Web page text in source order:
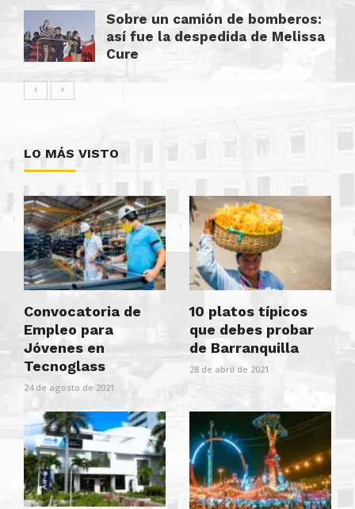
Sobre un camión de bomberos:
así fue la despedida de Melissa
Cure
LO MÁS VISTO
Convocatoria de
Empleo para
Jóvenes en
Tecnoglass
24 de agosto de 2021
10 platos típicos
que debes probar
de Barranquilla
28 de abril de 2021